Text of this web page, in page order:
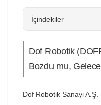
İçindekiler
Dof Robotik
Bozdu mu,
Dof Robotik Sanayi